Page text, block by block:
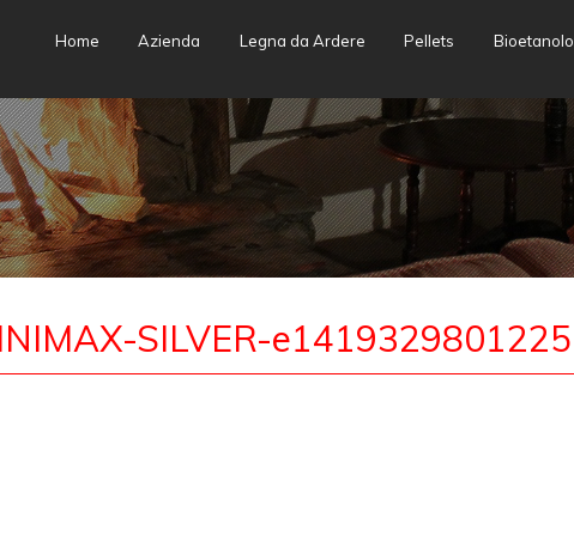
Skip
to
content
Home Azienda Legna da Ardere Pellets Bioetanolo
SILVER-e1419329801225